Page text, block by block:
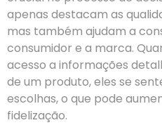
apenas destacam as
mas também ajudam a
consumidor e a marca.
acesso a informações
de um produto, eles se
escolhas, o que pode
fidelização.